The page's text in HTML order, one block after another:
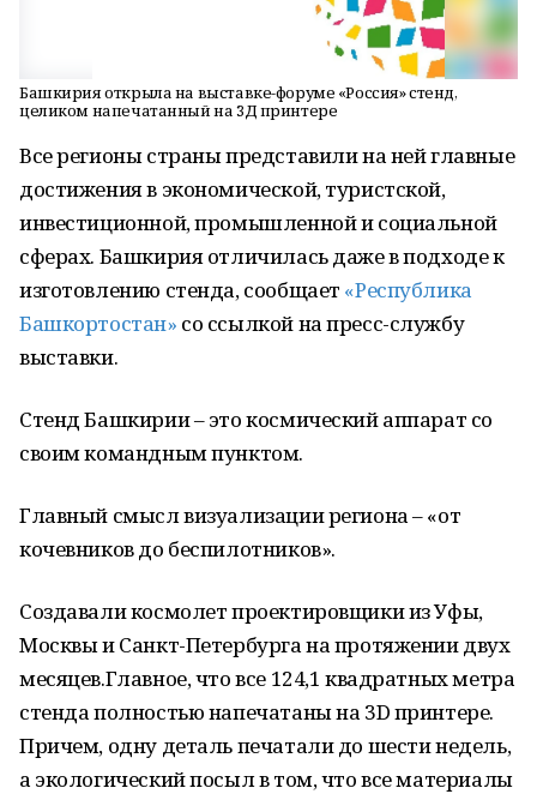
Башкирия открыла на выставке-форуме «Россия» стенд,
целиком напечатанный на 3Д принтере
Все регионы страны представили на ней главные
достижения в экономической, туристской,
инвестиционной, промышленной и социальной
сферах. Башкирия отличилась даже в подходе к
изготовлению стенда, сообщает «Республика
Башкортостан» со ссылкой на пресс-службу
выставки.
Стенд Башкирии – это космический аппарат со
своим командным пунктом.
Главный смысл визуализации региона – «от
кочевников до беспилотников».
Создавали космолет проектировщики из Уфы,
Москвы и Санкт-Петербурга на протяжении двух
месяцев.Главное, что все 124,1 квадратных метра
стенда полностью напечатаны на 3D принтере.
Причем, одну деталь печатали до шести недель,
а экологический посыл в том, что все материалы